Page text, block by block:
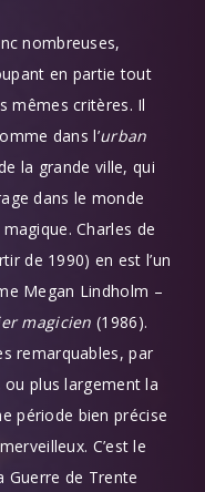
nombreuses,
en partie tout
mêmes critères. Il
dans l’urban
la grande ville, qui
dans le monde
Charles de
de 1990) en est l’un
Megan Lindholm –
magicien (1986).
remarquables, par
plus largement la
période bien précise
C’est le
Guerre de Trente